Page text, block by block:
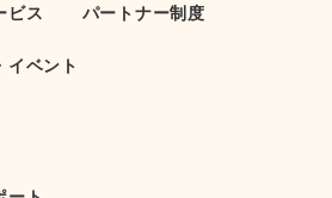
ビス
イベント
パートナー制度